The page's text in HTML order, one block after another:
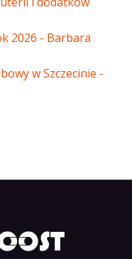
2026 - Barbara
w Szczecinie -